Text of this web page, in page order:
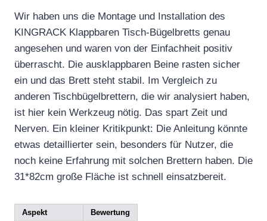
Wir haben uns die Montage und Installation des
KINGRACK Klappbaren Tisch-Bügelbretts genau
angesehen und waren von der Einfachheit positiv
überrascht. Die ausklappbaren Beine rasten sicher
ein und das Brett steht stabil. Im Vergleich zu
anderen Tischbügelbrettern, die wir analysiert haben,
ist hier kein Werkzeug nötig. Das spart Zeit und
Nerven. Ein kleiner Kritikpunkt: Die Anleitung könnte
etwas detaillierter sein, besonders für Nutzer, die
noch keine Erfahrung mit solchen Brettern haben. Die
31*82cm große Fläche ist schnell einsatzbereit.
Aspekt
Bewertung